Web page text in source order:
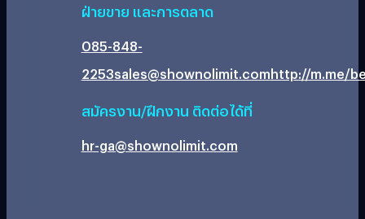
ฝ่ายขาย และการตลาด
085-848-
2253sales@shownolimit.comhttp://m.me/
สมัครงาน/ฝึกงาน ติดต่อได้ที่
hr-ga@shownolimit.com